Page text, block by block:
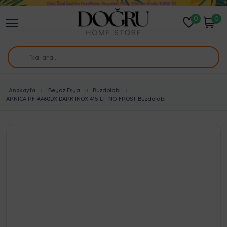
0 0
Anasayfa Beyaz Eşya
Buzdolabı
ARNICA RF-A460DX DARK INOX 415 LT. NO-FROST Buzdolabı